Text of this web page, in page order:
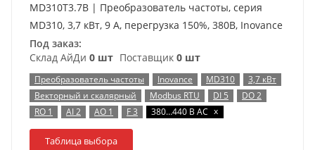
MD310T3.7B | Преобразователь частоты, серия
MD310, 3,7 кВт, 9 А, перегрузка 150%, 380B, Inovance
Под заказ:
Склад АйДи 0 шт Поставщик 0 шт
Преобразователь частоты Inovance MD310
3,7 кВт
Векторный и скалярный
Modbus RTU DI 5
DO 2
RO 1
AI 2 AO 1 F 3 380…440 В AC x
Таблица выбора